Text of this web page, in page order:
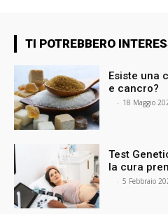
TI POTREBBERO
Esiste una
e cancro?
- 18 Maggio
Test
la cura
- 5 Febbraio